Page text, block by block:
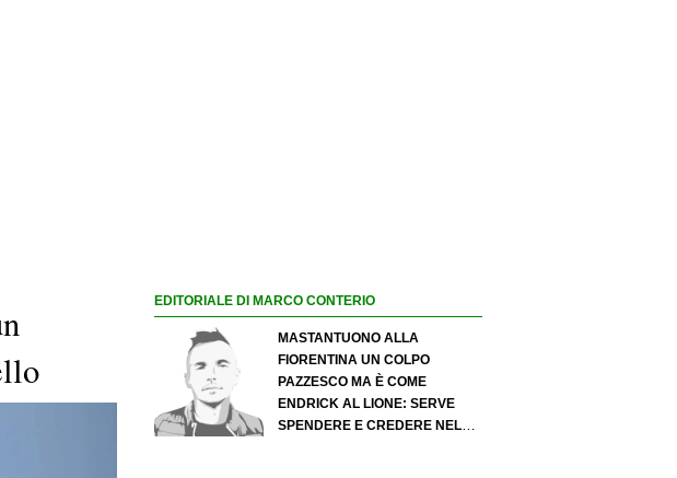
EDITORIALE DI MARCO CONTERIO
MASTANTUONO ALLA
FIORENTINA UN COLPO
PAZZESCO MA È COME
ENDRICK AL LIONE: SERVE
SPENDERE E CREDERE NELLO